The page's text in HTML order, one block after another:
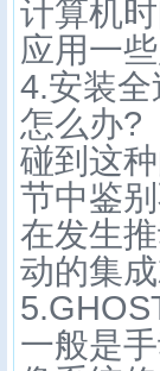
计算机
应用一
4.安装
怎么办?
碰到这
节中鉴
在发生
动的集
一般是